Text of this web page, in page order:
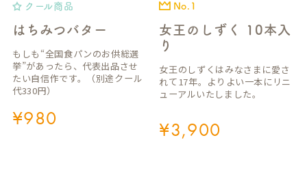
はちみつバター
クール商品
¥980
もしも“全国食パンのお供総選
挙”があったら、代表出品させ
たい自信作です。（別途クール
代330円）
女王のしずく 10本入
り
No.1
¥3,900
女王のしずくはみなさまに愛さ
れて17年。よりよい一本にリニ
ューアルいたしました。